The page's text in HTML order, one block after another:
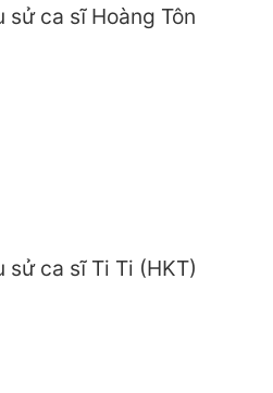
sử ca sĩ Hoàng Tôn
sử ca sĩ Ti Ti (HKT)